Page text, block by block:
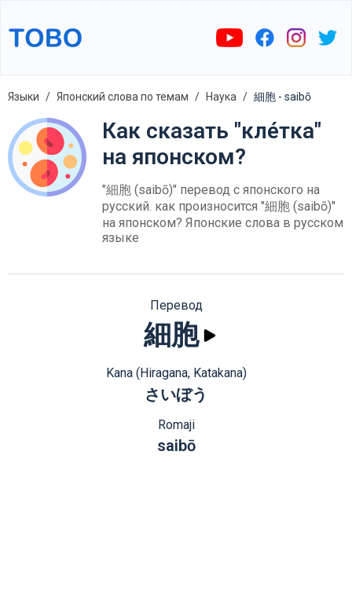
Языки Японский слова по темам Наука 細胞 - saibō
Как сказать "кле́тка"
на японском?
"細胞 (saibō)" перевод с японского на
русский. как произносится "細胞 (saibō)"
на японском? Японские слова в русском
языке
Перевод
細胞
Kana (Hiragana, Katakana)
さいぼう
Romaji
saibō